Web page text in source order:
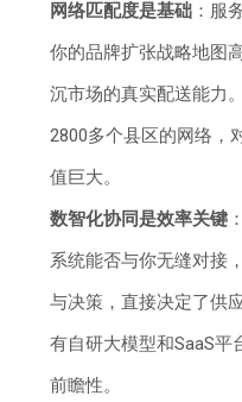
网络匹配度是基础 ：服
你的品牌扩张战略地图
沉市场的真实配送能力
2800多个县区的网络，
值巨大。
数智化协同是效率关键
系统能否与你无缝对接
与决策，直接决定了供
有自研大模型和SaaS平
前瞻性。